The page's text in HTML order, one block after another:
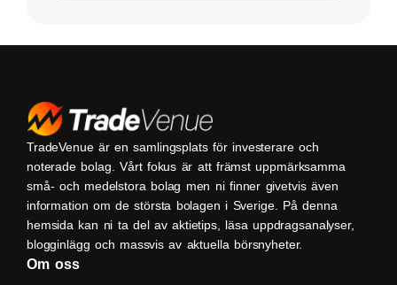
TradeVenue är en samlingsplats för investerare och
noterade bolag. Vårt fokus är att främst uppmärksamma
små- och medelstora bolag men ni finner givetvis även
information om de största bolagen i Sverige. På denna
hemsida kan ni ta del av aktietips, läsa uppdragsanalyser,
blogginlägg och massvis av aktuella börsnyheter.
Om oss